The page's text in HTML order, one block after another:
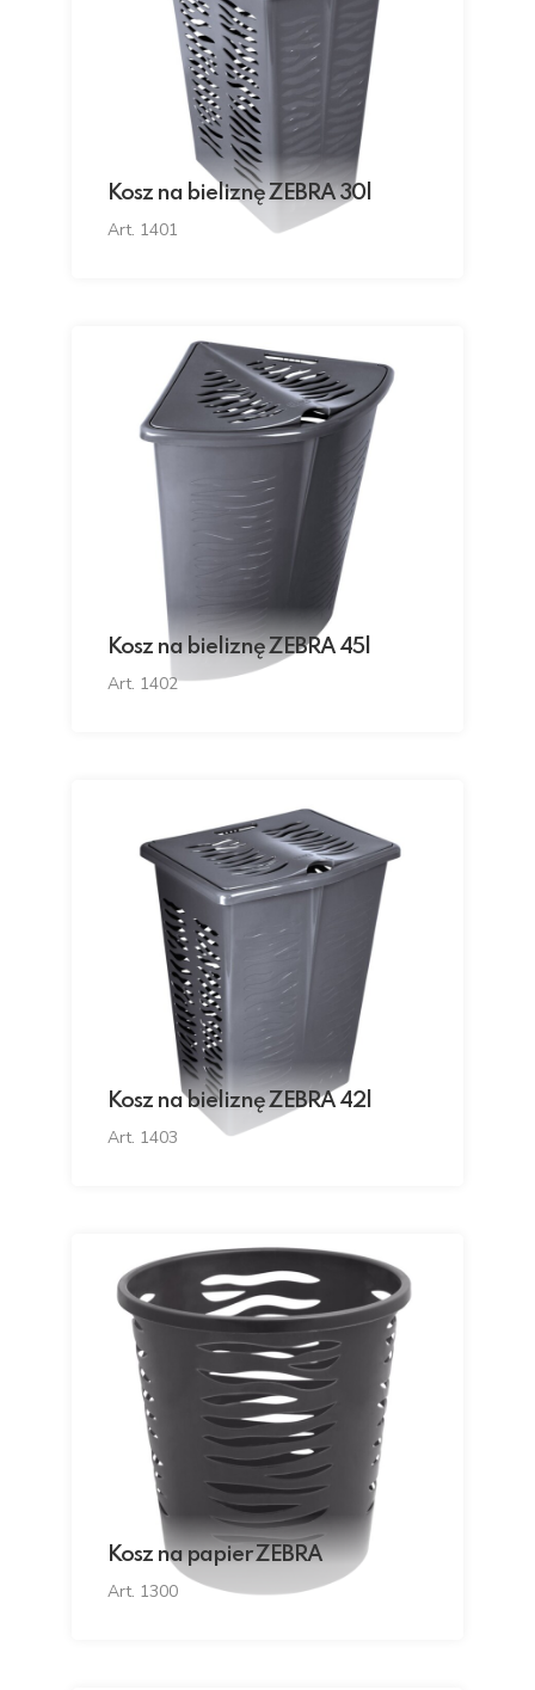
Kosz na bieliznę ZEBRA 30l
Art. 1401
Kosz na bieliznę ZEBRA 45l
Art. 1402
Kosz na bieliznę ZEBRA 42l
Art. 1403
Kosz na papier ZEBRA
Art. 1300